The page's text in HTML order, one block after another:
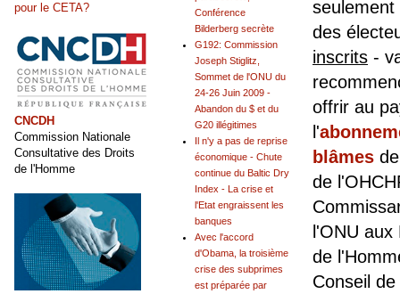
seulement
des
inscrits -
offrir au
l'
blâmes
de
l'ONU aux
de
Conseil de
Conférence
Bilderberg secrète
G192: Commission
Joseph Stiglitz,
Sommet de l'ONU du
24-26 Juin 2009 -
Abandon du $ et du
G20 illégitimes
Il n'y a pas de reprise
économique - Chute
continue du Baltic Dry
Index - La crise et
l'Etat engraissent les
banques
Avec l'accord
d'Obama, la troisième
crise des subprimes
est préparée par
pour le CETA?
CNCDH
Commission Nationale
Consultative des Droits
de l'Homme